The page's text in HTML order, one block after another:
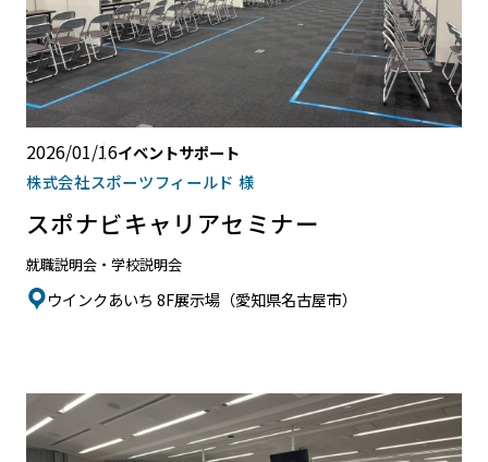
2026/01/16イベントサポート
株式会社スポーツフィールド 様
スポナビキャリアセミナー
就職説明会・学校説明会
ウインクあいち 8F展示場（愛知県名古屋市）